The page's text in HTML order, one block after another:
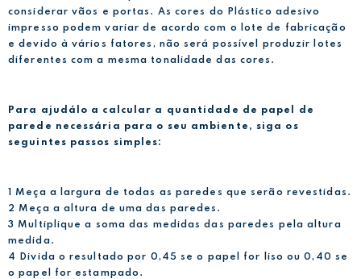
considerar vãos e portas. As cores do Plástico adesivo
impresso podem variar de acordo com o lote de fabricação
e devido à vários fatores, não será possível produzir lotes
diferentes com a mesma tonalidade das cores.
Para ajudálo a calcular a quantidade de papel de
parede necessária para o seu ambiente, siga os
seguintes passos simples:
1 Meça a largura de todas as paredes que serão revestidas.
2 Meça a altura de uma das paredes.
3 Multiplique a soma das medidas das paredes pela altura
medida.
4 Divida o resultado por 0,45 se o papel for liso ou 0,40 se
o papel for estampado.